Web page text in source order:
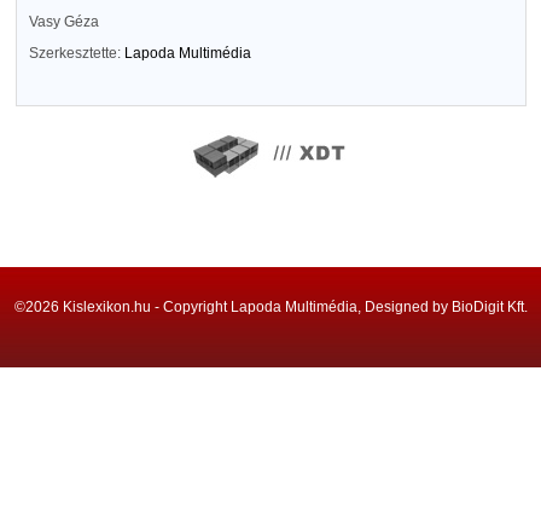
Vasy Géza
Szerkesztette: Lapoda Multimédia
©2026 Kislexikon.hu - Copyright Lapoda Multimédia, Designed by BioDigit Kft.